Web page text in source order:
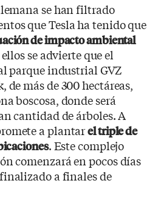
se han filtrado
que Tesla ha tenido que
de impacto ambiental
se advierte que el
parque industrial GVZ
más de 300 hectáreas,
boscosa, donde será
cantidad de árboles. A
a plantarel triple de
. Este complejo
comenzará en pocos días
a finales de